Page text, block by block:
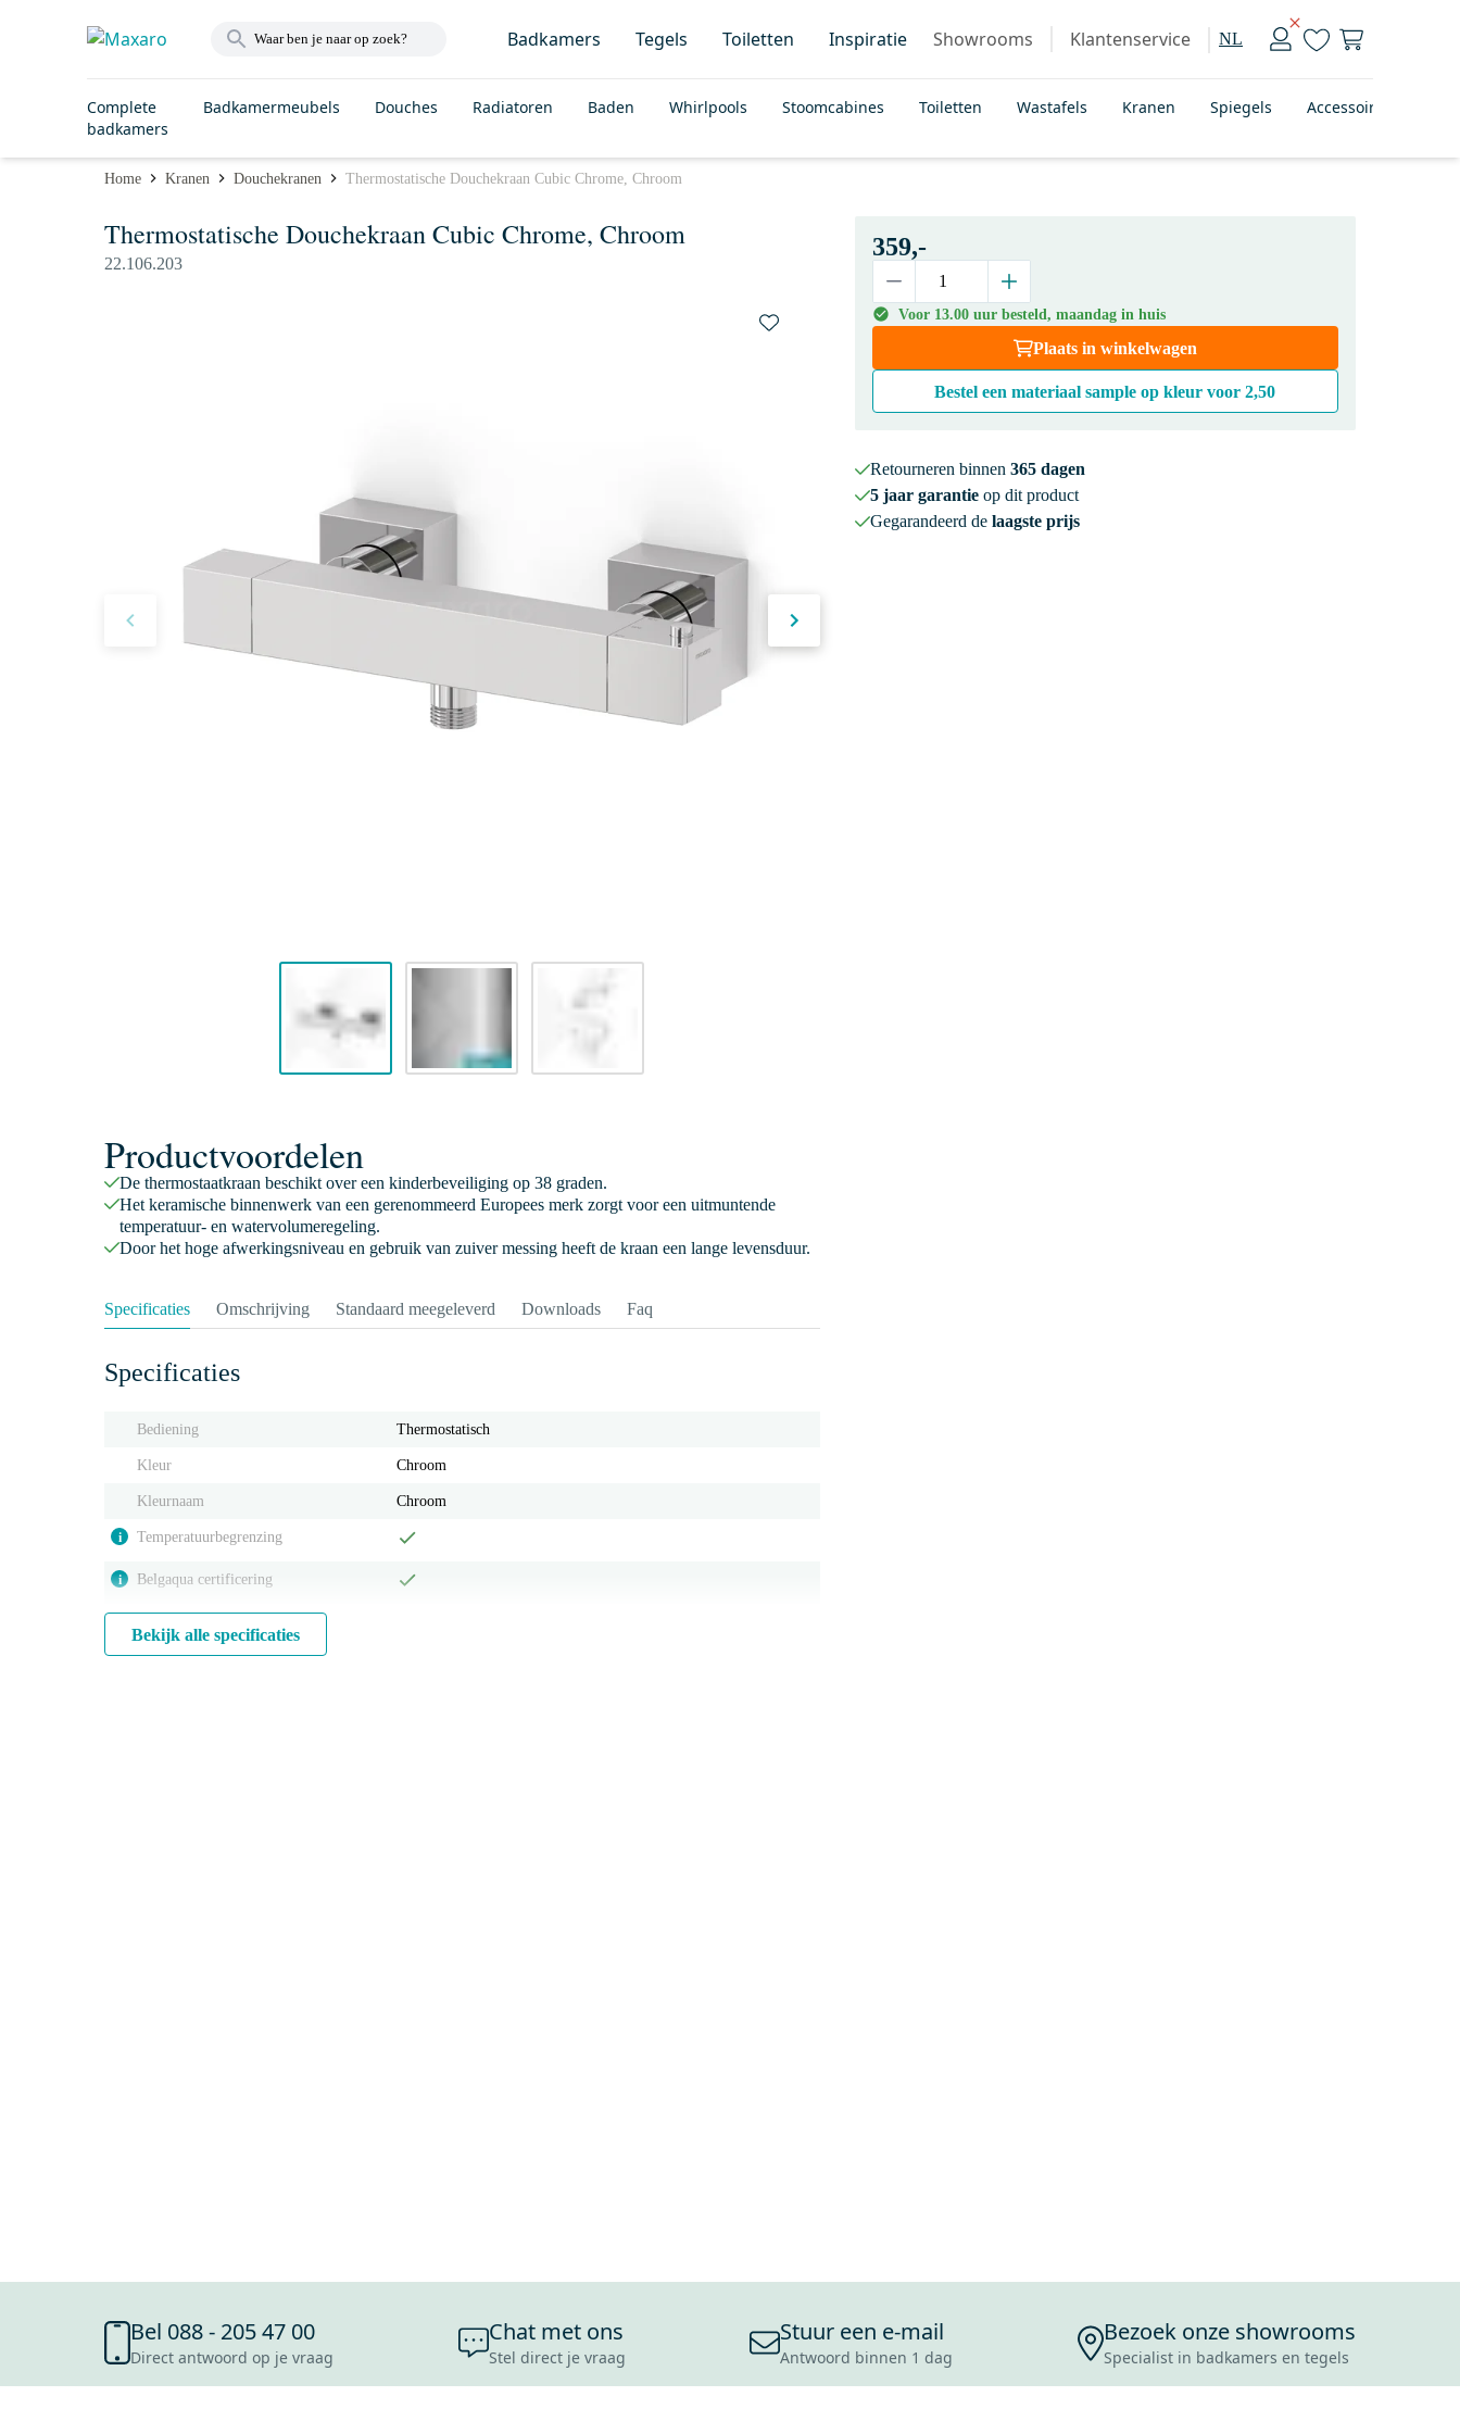
Badkamers Tegels Toiletten Inspiratie Showrooms Klantenservice NL
Complete
badkamers
Badkamermeubels Douches Radiatoren Baden Whirlpools Stoomcabines Toiletten Wastafels Kranen Spiegels Accessoires
Home Kranen Douchekranen Thermostatische Douchekraan Cubic Chrome, Chroom
Thermostatische Douchekraan Cubic Chrome, Chroom
22.106.203
359,-
Voor 13.00 uur besteld, maandag in huis
Plaats in winkelwagen
Bestel een materiaal sample op kleur voor2,50
Retourneren binnen 365 dagen
5 jaar garantieop dit product
Gegarandeerd de laagste prijs
Productvoordelen
De thermostaatkraan beschikt over een kinderbeveiliging op 38 graden.
Het keramische binnenwerk van een gerenommeerd Europees merk zorgt voor een uitmuntende
temperatuur- en watervolumeregeling.
Door het hoge afwerkingsniveau en gebruik van zuiver messing heeft de kraan een lange levensduur.
Specificaties Omschrijving Standaard meegeleverd Downloads Faq
Specificaties
Bediening Thermostatisch
Kleur Chroom
Kleurnaam Chroom
i Temperatuurbegrenzing
i Belgaqua certificering
Bekijk alle specificaties
Bel 088 - 205 47 00
Direct antwoord op je vraag
Chat met ons
Stel direct je vraag
Stuur een e-mail
Antwoord binnen 1 dag
Bezoek onze showrooms
Specialist in badkamers en tegels